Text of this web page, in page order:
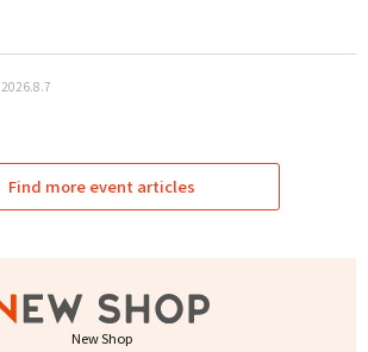
2026.8.7
Find more event articles
New Shop